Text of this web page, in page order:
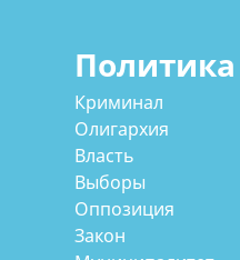
Политика
Криминал
Олигархия
Власть
Выборы
Оппозиция
Закон